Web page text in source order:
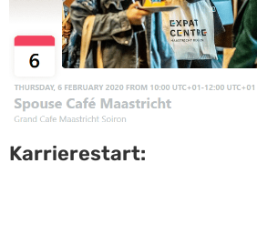
Karrierestart: